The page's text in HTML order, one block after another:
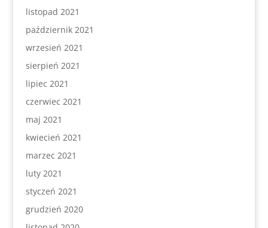
listopad 2021
październik 2021
wrzesień 2021
sierpień 2021
lipiec 2021
czerwiec 2021
maj 2021
kwiecień 2021
marzec 2021
luty 2021
styczeń 2021
grudzień 2020